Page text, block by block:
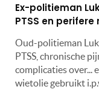
Ex-politieman
PTSS en
Oud-politieman
PTSS, chronische
complicaties over...
wietolie gebruikt